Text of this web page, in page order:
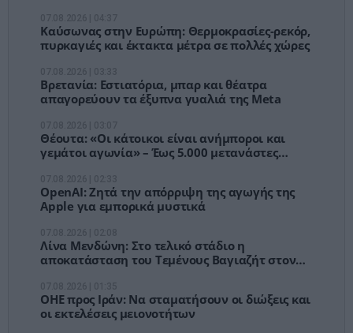
Καύσωνας στην Ευρώπη: Θερμοκρασίες-ρεκόρ,
πυρκαγιές και έκτακτα μέτρα σε πολλές χώρες
Βρετανία: Εστιατόρια, μπαρ και θέατρα
απαγορεύουν τα έξυπνα γυαλιά της Meta
Θέουτα: «Οι κάτοικοι είναι ανήμποροι και
γεμάτοι αγωνία» – Έως 5.000 μετανάστες
OpenAI: Ζητά την απόρριψη της αγωγής της
Apple για εμπορικά μυστικά
Λίνα Μενδώνη: Στο τελικό στάδιο η
αποκατάσταση του Τεμένους Βαγιαζήτ στον
ΟΗΕ προς Ιράν: Να σταματήσουν οι διώξεις και
οι εκτελέσεις μειονοτήτων